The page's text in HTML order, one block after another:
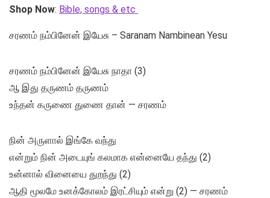
Shop Now: Bible, songs & etc
சரணம் நம்பினேன் இயேசு – Saranam Nambinean Yesu
சரணம் நம்பினேன் இயேசு நாதா (3)
ஆ இது தருணம் தருணம்
உந்தன் கருணை துணை தான் — சரணம்
நின் அருளால் இங்கே வந்து
என்றும் நின் அடையுங் கலமாக என்னையே தந்து (2)
உன்னால் வினையை துறந்து (2)
ஆதி மூலமே உனக்கோலம் இரட்சியும் என்று (2) — சரணம்